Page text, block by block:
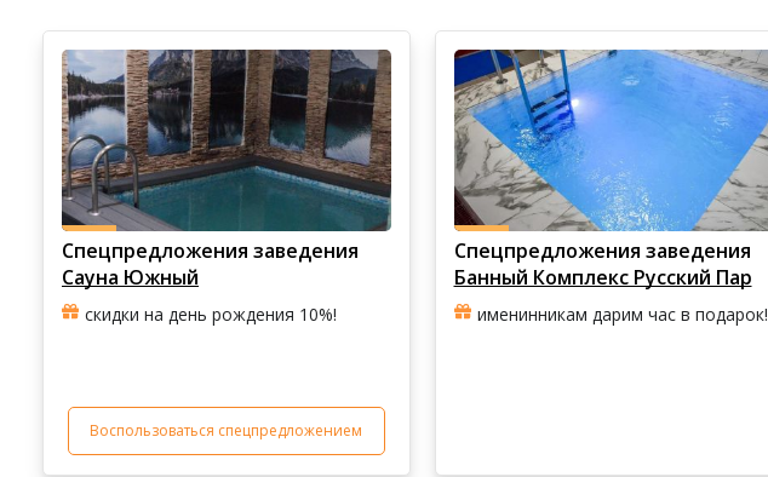
Спецпредложения заведения
Сауна Южный
скидки на день рождения 10%!
Воспользоваться спецпредложением
Спецпредложения заведения
Банный Комплекс Русский Пар
именинникам дарим час в подарок!